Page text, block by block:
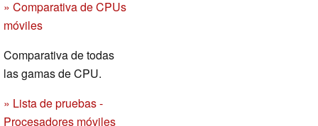
» Comparativa de CPUs
móviles
Comparativa de todas
las gamas de CPU.
» Lista de pruebas -
Procesadores móviles